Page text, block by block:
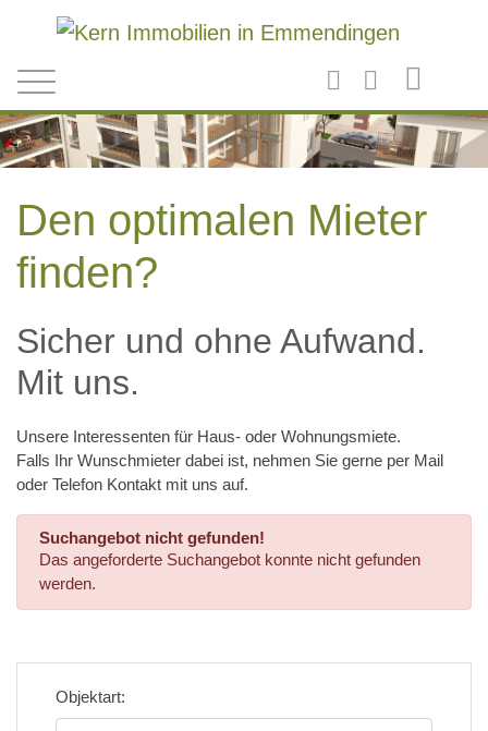
Den optimalen Mieter
finden?
Sicher und ohne Aufwand.
Mit uns.
Unsere Interessenten für Haus- oder Wohnungsmiete.
Falls Ihr Wunschmieter dabei ist, nehmen Sie gerne per Mail
oder Telefon Kontakt mit uns auf.
Suchangebot nicht gefunden!
Das angeforderte Suchangebot konnte nicht gefunden
werden.
Objektart: